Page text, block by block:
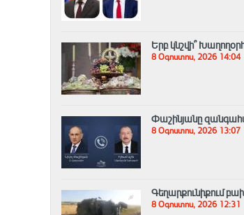
Երբ կնշվի՞
8 Օգոստոս, 2026 14:04
Փաշինյանը
8 Օգոստոս, 2026 13:07
Գեղարքունիքում
8 Օգոստոս, 2026 12:31